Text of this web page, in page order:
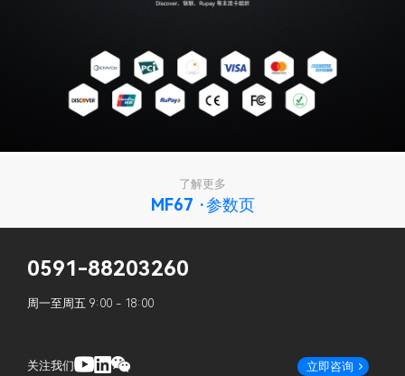
了解更多
MF67 ·参数页
0591-88203260
周一至周五 9:00 - 18:00
关注我们 立即咨询